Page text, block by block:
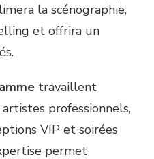
la scénographie,
et offrira un
travaillent
professionnels,
VIP et soirées
permet